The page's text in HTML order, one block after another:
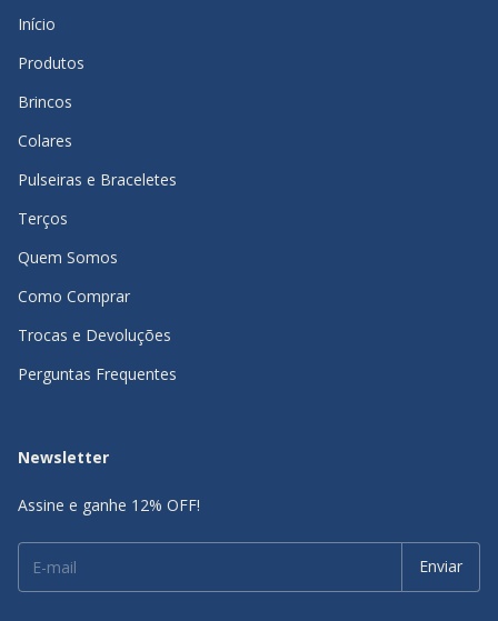
Início
Produtos
Brincos
Colares
Pulseiras e Braceletes
Terços
Quem Somos
Como Comprar
Trocas e Devoluções
Perguntas Frequentes
Newsletter
Assine e ganhe 12% OFF!